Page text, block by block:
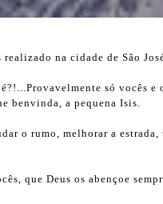
na cidade de São José
só vocês e
benvinda, a pequena Isis.
o rumo, melhorar a estrada,
que Deus os abençoe